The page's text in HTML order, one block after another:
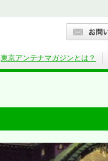
東京アンテナマガジンとは？